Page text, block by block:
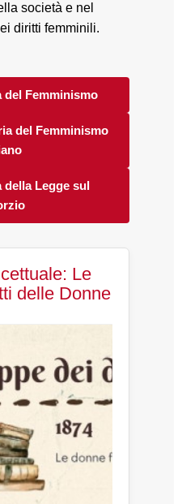
società e nel
diritti femminili.
Femminismo
del Femminismo
Legge sul
Le
delle Donne